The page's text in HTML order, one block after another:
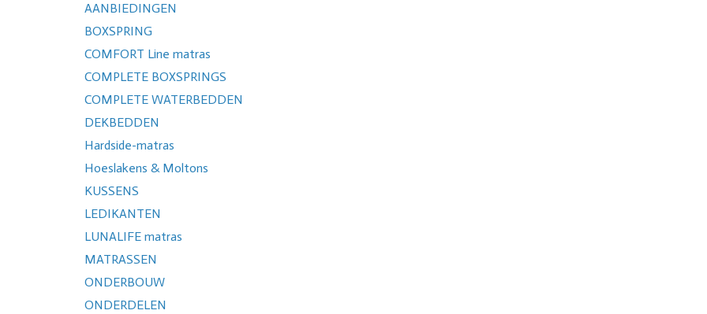
AANBIEDINGEN
BOXSPRING
COMFORT Line matras
COMPLETE BOXSPRINGS
COMPLETE WATERBEDDEN
DEKBEDDEN
Hardside-matras
Hoeslakens & Moltons
KUSSENS
LEDIKANTEN
LUNALIFE matras
MATRASSEN
ONDERBOUW
ONDERDELEN